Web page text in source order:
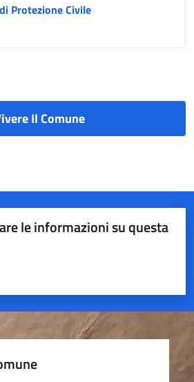
Protezione Civile
Il Comune
le informazioni su questa
5 stelle su 5
su 5
su 5
5